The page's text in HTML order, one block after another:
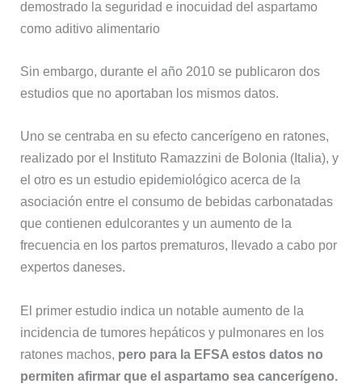
demostrado la seguridad e inocuidad del aspartamo
como aditivo alimentario
Sin embargo, durante el año 2010 se publicaron dos
estudios que no aportaban los mismos datos.
Uno se centraba en su efecto cancerígeno en ratones,
realizado por el Instituto Ramazzini de Bolonia (Italia), y
el otro es un estudio epidemiológico acerca de la
asociación entre el consumo de bebidas carbonatadas
que contienen edulcorantes y un aumento de la
frecuencia en los partos prematuros, llevado a cabo por
expertos daneses.
El primer estudio indica un notable aumento de la
incidencia de tumores hepáticos y pulmonares en los
ratones machos, pero para la EFSA estos datos no
permiten afirmar que el aspartamo sea cancerígeno.